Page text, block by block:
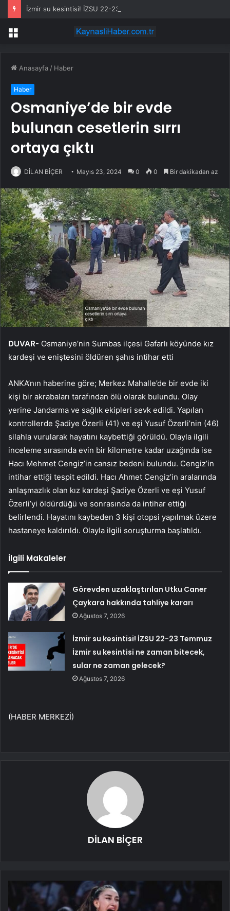
Menü
Anasayfa / Haber
Haber
Osmaniye’de bir evde
bulunan cesetlerin sırrı
ortaya çıktı
DİLAN BİÇER Mayıs 23, 2024 0 0 Bir dakikadan az
DUVAR- Osmaniye’nin Sumbas ilçesi Gafarlı köyünde kız
kardeşi ve eniştesini öldüren şahıs intihar etti
ANKA’nın haberine göre; Merkez Mahalle’de bir evde iki
kişi bir akrabaları tarafından ölü olarak bulundu. Olay
yerine Jandarma ve sağlık ekipleri sevk edildi. Yapılan
kontrollerde Şadiye Özerli (41) ve eşi Yusuf Özerli’nin (46)
silahla vurularak hayatını kaybettiği görüldü. Olayla ilgili
inceleme sırasında evin bir kilometre kadar uzağında ise
Hacı Mehmet Cengiz’in cansız bedeni bulundu. Cengiz’in
intihar ettiği tespit edildi. Hacı Ahmet Cengiz’in aralarında
anlaşmazlık olan kız kardeşi Şadiye Özerli ve eşi Yusuf
Özerli’yi öldürdüğü ve sonrasında da intihar ettiği
belirlendi. Hayatını kaybeden 3 kişi otopsi yapılmak üzere
hastaneye kaldırıldı. Olayla ilgili soruşturma başlatıldı.
İlgili Makaleler
Görevden uzaklaştırılan Utku Caner
Çaykara hakkında tahliye kararı
Ağustos 7, 2026
İzmir su kesintisi! İZSU 22-23 Temmuz
İzmir su kesintisi ne zaman bitecek,
sular ne zaman gelecek?
Ağustos 7, 2026
(HABER MERKEZİ)
DİLAN BİÇER